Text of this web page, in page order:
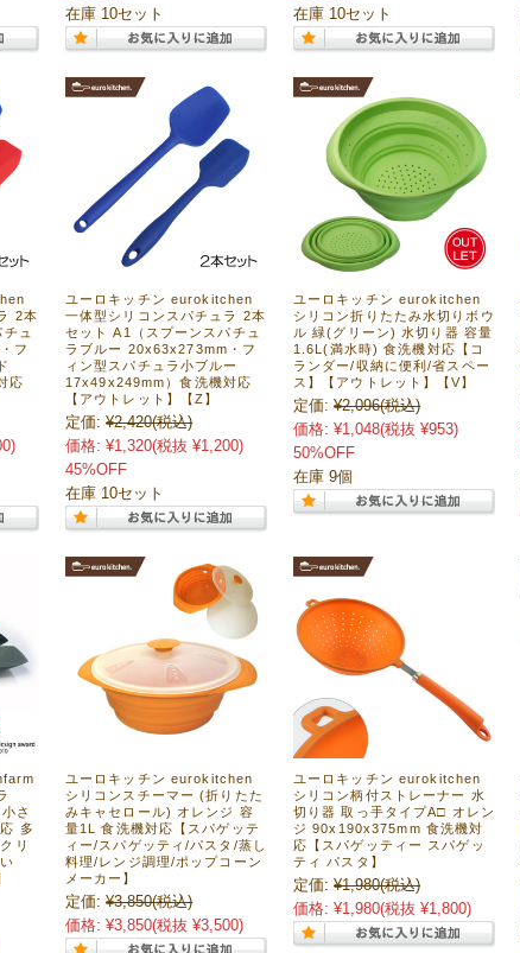
在庫 10セット
在庫 10セット
2本
ュ
フ
応
ユーロキッチン eurokitchen
一体型シリコンスパチュラ 2本
セット A1（スプーンスパチュ
ラブルー 20x63x273mm・フ
ィン型スパチュラ小ブルー
17x49x249mm）食洗機対応
【アウトレット】【Z】
定価: ¥2,420(税込)
価格: ¥1,320(税抜 ¥1,200)
45%OFF
在庫 10セット
ユーロキッチン eurokitchen
シリコン折りたたみ水切りボウ
ル 緑(グリーン) 水切り器 容量
1.6L(満水時) 食洗機対応【コ
ランダー/収納に便利/省スペー
ス】【アウトレット】【V】
定価: ¥2,096(税込)
価格: ¥1,048(税抜 ¥953)
50%OFF
在庫 9個
さ
多
リ
ユーロキッチン eurokitchen
シリコンスチーマー (折りたた
みキャセロール) オレンジ 容
量1L 食洗機対応【スパゲッテ
ィー/スパゲッティ/パスタ/蒸し
料理/レンジ調理/ポップコーン
メーカー】
定価: ¥3,850(税込)
価格: ¥3,850(税抜 ¥3,500)
ユーロキッチン eurokitchen
シリコン柄付ストレーナー 水
切り器 取っ手タイプA□ オレン
ジ 90x190x375mm 食洗機対
応【スパゲッティー スパゲッ
ティ パスタ】
定価: ¥1,980(税込)
価格: ¥1,980(税抜 ¥1,800)